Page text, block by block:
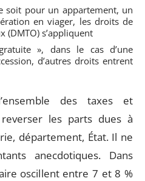
soit pour un appartement, un
en viager, les droits de
(DMTO) s’appliquent
», dans le cas d’une
d’autres droits entrent
des taxes et
les parts dues à
département, État. Il ne
anecdotiques. Dans
oscillent entre 7 et 8 %